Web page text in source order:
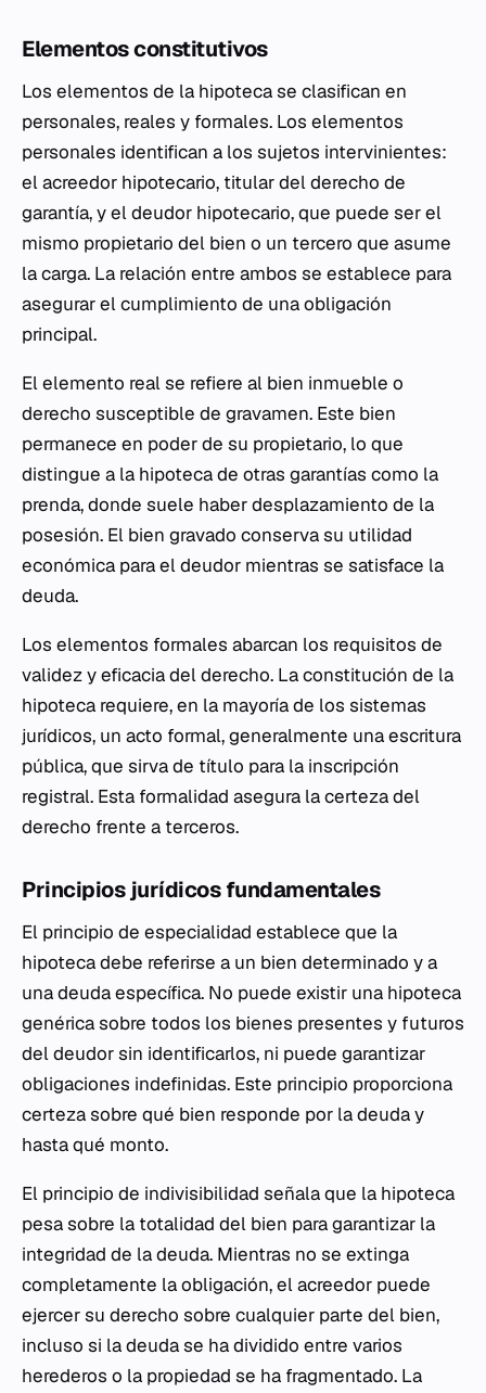
Elementos constitutivos
Los elementos de la hipoteca se clasifican en
personales, reales y formales. Los elementos
personales identifican a los sujetos intervinientes:
el acreedor hipotecario, titular del derecho de
garantía, y el deudor hipotecario, que puede ser el
mismo propietario del bien o un tercero que asume
la carga. La relación entre ambos se establece para
asegurar el cumplimiento de una obligación
principal.
El elemento real se refiere al bien inmueble o
derecho susceptible de gravamen. Este bien
permanece en poder de su propietario, lo que
distingue a la hipoteca de otras garantías como la
prenda, donde suele haber desplazamiento de la
posesión. El bien gravado conserva su utilidad
económica para el deudor mientras se satisface la
deuda.
Los elementos formales abarcan los requisitos de
validez y eficacia del derecho. La constitución de la
hipoteca requiere, en la mayoría de los sistemas
jurídicos, un acto formal, generalmente una escritura
pública, que sirva de título para la inscripción
registral. Esta formalidad asegura la certeza del
derecho frente a terceros.
Principios jurídicos fundamentales
El principio de especialidad establece que la
hipoteca debe referirse a un bien determinado y a
una deuda específica. No puede existir una hipoteca
genérica sobre todos los bienes presentes y futuros
del deudor sin identificarlos, ni puede garantizar
obligaciones indefinidas. Este principio proporciona
certeza sobre qué bien responde por la deuda y
hasta qué monto.
El principio de indivisibilidad señala que la hipoteca
pesa sobre la totalidad del bien para garantizar la
integridad de la deuda. Mientras no se extinga
completamente la obligación, el acreedor puede
ejercer su derecho sobre cualquier parte del bien,
incluso si la deuda se ha dividido entre varios
herederos o la propiedad se ha fragmentado. La